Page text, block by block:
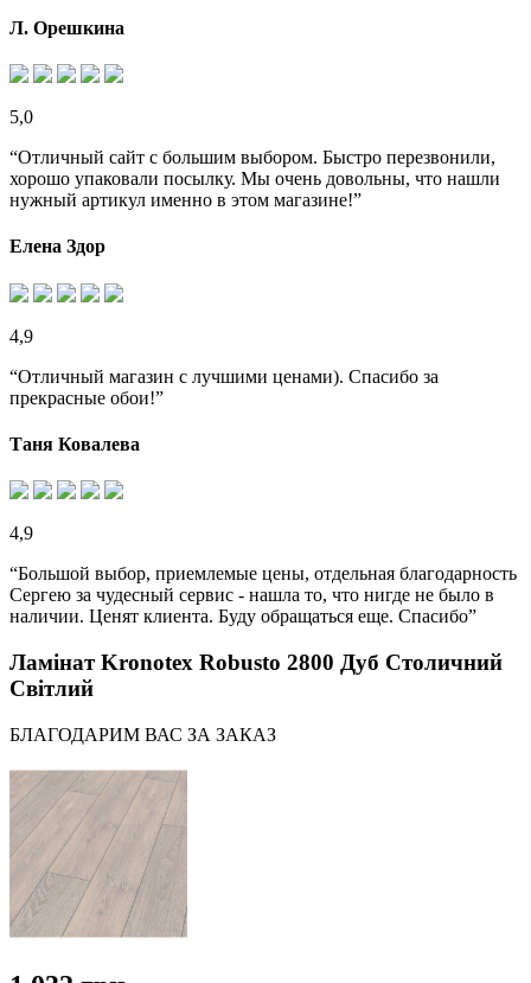
Л. Орешкина
5,0
“Отличный сайт с большим выбором. Быстро перезвонили,
хорошо упаковали посылку. Мы очень довольны, что нашли
нужный артикул именно в этом магазине!”
Елена Здор
4,9
“Отличный магазин с лучшими ценами). Спасибо за
прекрасные обои!”
Таня Ковалева
4,9
“Большой выбор, приемлемые цены, отдельная благодарность
Сергею за чудесный сервис - нашла то, что нигде не было в
наличии. Ценят клиента. Буду обращаться еще. Спасибо”
Ламінат Kronotex Robusto 2800 Дуб Столичний
Світлий
БЛАГОДАРИМ ВАС ЗА ЗАКАЗ